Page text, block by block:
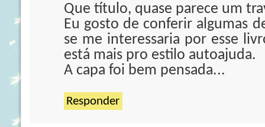
Que título, quase parece um
Eu gosto de conferir algumas
se me interessaria por esse
está mais pro estilo autoajuda.
A capa foi bem pensada...
Responder